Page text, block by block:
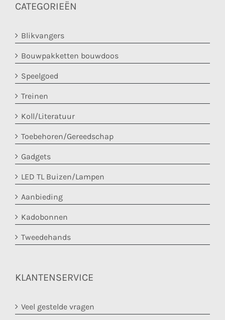
CATEGORIEËN
Blikvangers
Bouwpakketten bouwdoos
Speelgoed
Treinen
Koll/Literatuur
Toebehoren/Gereedschap
Gadgets
LED TL Buizen/Lampen
Aanbieding
Kadobonnen
Tweedehands
KLANTENSERVICE
Veel gestelde vragen